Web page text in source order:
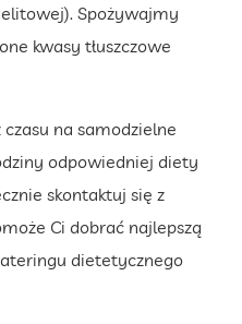
Spożywajmy
kwasy tłuszczowe
na samodzielne
odpowiedniej diety
skontaktuj się z
Ci dobrać najlepszą
dietetycznego